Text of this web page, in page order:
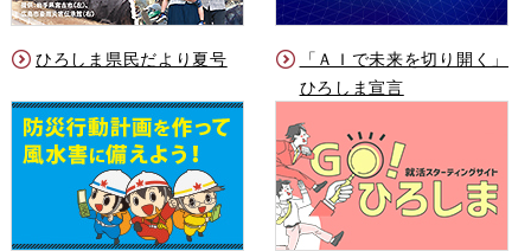
ひろしま県民だより夏号
「ＡＩで未来を切り開く」
ひろしま宣言